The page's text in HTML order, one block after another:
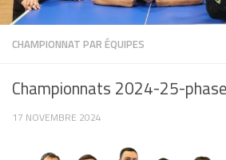
CHAMPIONNAT PAR ÉQUIPES
Championnats 2024-25-
17 NOVEMBRE 2024